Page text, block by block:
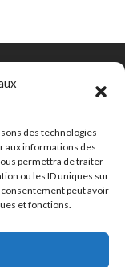
des technologies
aux informations des
permettra de traiter
ou les ID uniques sur
peut avoir
et fonctions.
Bordeaux